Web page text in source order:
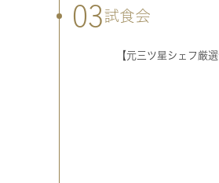
03試食会
【元三ツ星シェフ厳